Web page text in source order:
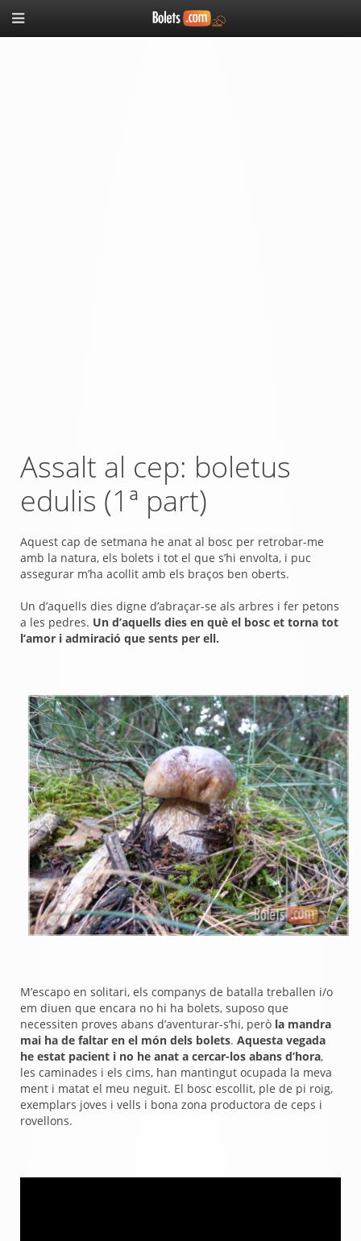
Assalt al cep: boletus
edulis (1ª part)
Aquest cap de setmana he anat al bosc per retrobar-me
amb la natura, els bolets i tot el que s’hi envolta, i puc
assegurar m’ha acollit amb els braços ben oberts.
Un d’aquells dies digne d’abraçar-se als arbres i fer petons
a les pedres. Un d’aquells dies en què el bosc et torna tot
l’amor i admiració que sents per ell.
M’escapo en solitari, els companys de batalla treballen i/o
em diuen que encara no hi ha bolets, suposo que
necessiten proves abans d’aventurar-s’hi, però la mandra
mai ha de faltar en el món dels bolets. Aquesta vegada
he estat pacient i no he anat a cercar-los abans d’hora,
les caminades i els cims, han mantingut ocupada la meva
ment i matat el meu neguit. El bosc escollit, ple de pi roig,
exemplars joves i vells i bona zona productora de ceps i
rovellons.